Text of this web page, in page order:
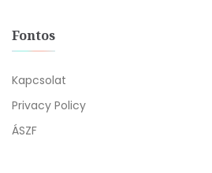
Fontos
Kapcsolat
Privacy Policy
ÁSZF